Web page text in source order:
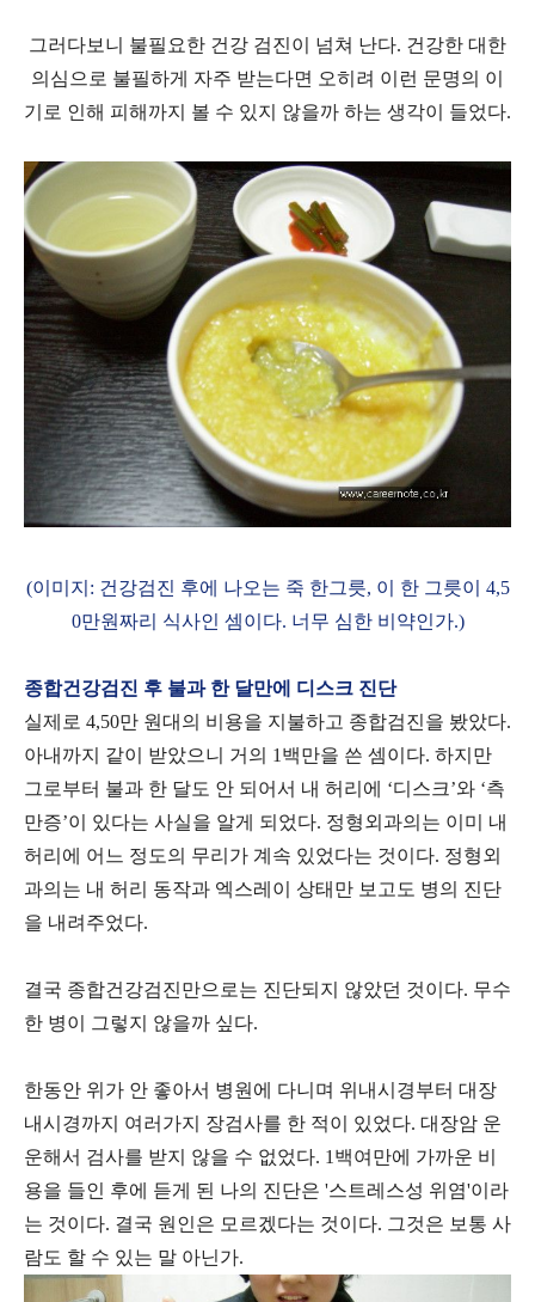
그러다보니 불필요한 건강 검진이 넘쳐 난다. 건강한 대한
의심으로 불필하게 자주 받는다면 오히려 이런 문명의 이
기로 인해 피해까지 볼 수 있지 않을까 하는 생각이 들었다.
(이미지: 건강검진 후에 나오는 죽 한그릇, 이 한 그릇이 4,5
0만원짜리 식사인 셈이다. 너무 심한 비약인가.)
종합건강검진 후 불과 한 달만에 디스크 진단
실제로 4,50만 원대의 비용을 지불하고 종합검진을 봤았다.
아내까지 같이 받았으니 거의 1백만을 쓴 셈이다. 하지만
그로부터 불과 한 달도 안 되어서 내 허리에 ‘디스크’와 ‘측
만증’이 있다는 사실을 알게 되었다. 정형외과의는 이미 내
허리에 어느 정도의 무리가 계속 있었다는 것이다. 정형외
과의는 내 허리 동작과 엑스레이 상태만 보고도 병의 진단
을 내려주었다.
결국 종합건강검진만으로는 진단되지 않았던 것이다. 무수
한 병이 그렇지 않을까 싶다.
한동안 위가 안 좋아서 병원에 다니며 위내시경부터 대장
내시경까지 여러가지 장검사를 한 적이 있었다. 대장암 운
운해서 검사를 받지 않을 수 없었다. 1백여만에 가까운 비
용을 들인 후에 듣게 된 나의 진단은 '스트레스성 위염'이라
는 것이다. 결국 원인은 모르겠다는 것이다. 그것은 보통 사
람도 할 수 있는 말 아닌가.